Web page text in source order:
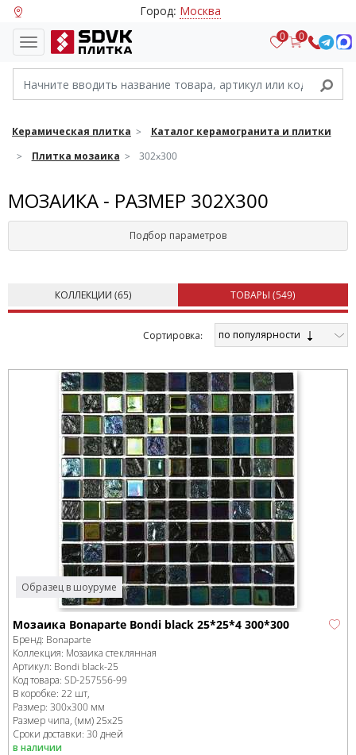
Город: Москва
0 0
Керамическая плитка
Каталог керамогранита и плитки
Плитка мозаика
302x300
МОЗАИКА - РАЗМЕР 302X300
Подбор параметров
КОЛЛЕКЦИИ (65) ТОВАРЫ (549)
Cортировка: по популярности
Образец в шоуруме
Мозаика Bonaparte Bondi black 25*25*4 300*300
Бренд: Bonaparte
Коллекция: Мозаика стеклянная
Артикул: Bondi black-25
Код товара: SD-257556-99
В коробке: 22 шт,
Размер: 300x300 мм
Размер чипа, (мм)25x25
Сроки доставки: 30 дней
в наличии